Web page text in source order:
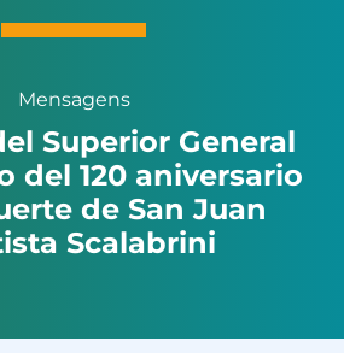
Mensagens
Superior General
del 120 aniversario
de San Juan
Scalabrini